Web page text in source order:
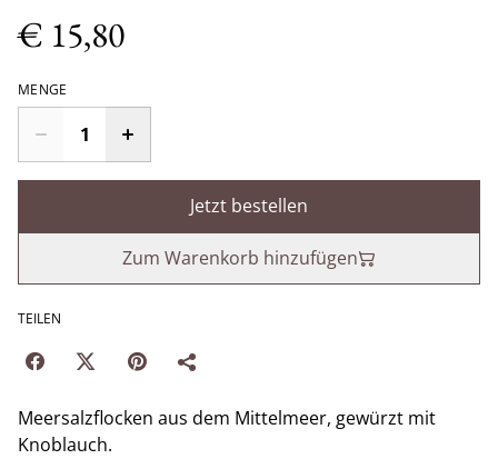
€ 15,80
MENGE
Jetzt bestellen
Zum Warenkorb hinzufügen
TEILEN
Meersalzflocken aus dem Mittelmeer, gewürzt mit
Knoblauch.